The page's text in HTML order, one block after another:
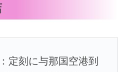
定刻に与那国空港到